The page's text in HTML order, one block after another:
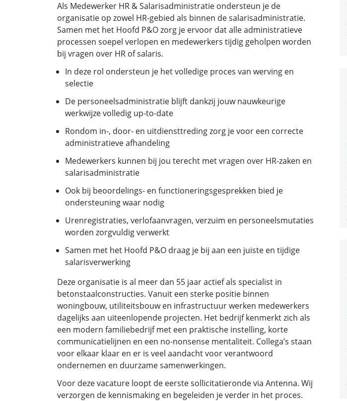
Als Medewerker HR & Salarisadministratie ondersteun je de
organisatie op zowel HR-gebied als binnen de salarisadministratie.
Samen met het Hoofd P&O zorg je ervoor dat alle administratieve
processen soepel verlopen en medewerkers tijdig geholpen worden
bij vragen over HR of salaris.
In deze rol ondersteun je het volledige proces van werving en
selectie
De personeelsadministratie blijft dankzij jouw nauwkeurige
werkwijze volledig up-to-date
Rondom in-, door- en uitdiensttreding zorg je voor een correcte
administratieve afhandeling
Medewerkers kunnen bij jou terecht met vragen over HR-zaken en
salarisadministratie
Ook bij beoordelings- en functioneringsgesprekken bied je
ondersteuning waar nodig
Urenregistraties, verlofaanvragen, verzuim en personeelsmutaties
worden zorgvuldig verwerkt
Samen met het Hoofd P&O draag je bij aan een juiste en tijdige
salarisverwerking
Deze organisatie is al meer dan 55 jaar actief als specialist in
betonstaalconstructies. Vanuit een sterke positie binnen
woningbouw, utiliteitsbouw en infrastructuur werken medewerkers
dagelijks aan uiteenlopende projecten. Het bedrijf kenmerkt zich als
een modern familiebedrijf met een praktische instelling, korte
communicatielijnen en een no-nonsense mentaliteit. Collega’s staan
voor elkaar klaar en er is veel aandacht voor verantwoord
ondernemen en duurzame samenwerkingen.
Voor deze vacature loopt de eerste sollicitatieronde via Antenna. Wij
verzorgen de kennismaking en begeleiden je verder in het proces.